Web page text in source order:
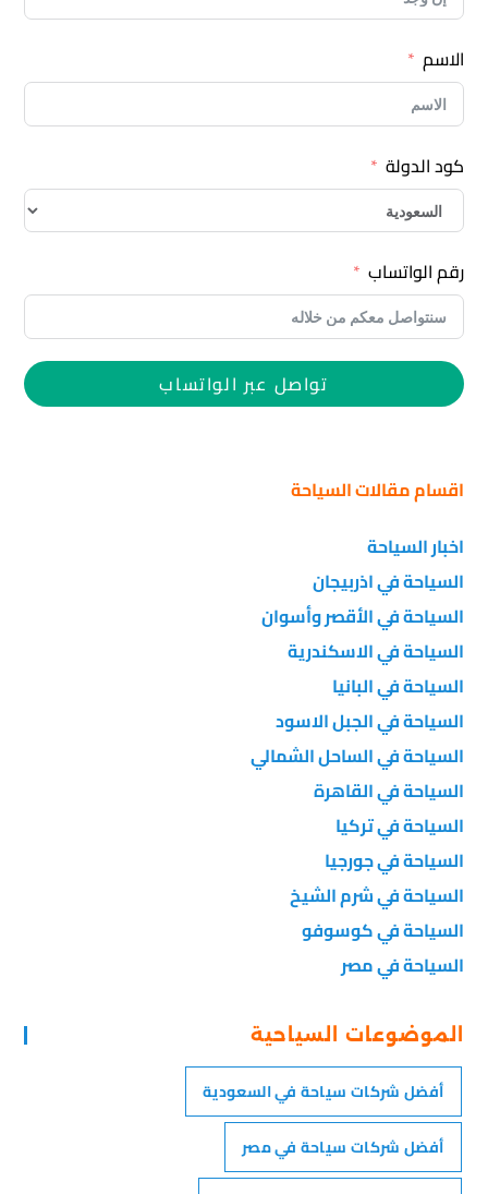
الاسم
كود الدولة
رقم الواتساب
تواصل عبر الواتساب
اقسام مقالات السياحة
اخبار السياحة
السياحة في اذربيجان
السياحة في الأقصر وأسوان
السياحة في الاسكندرية
السياحة في البانيا
السياحة في الجبل الاسود
السياحة في الساحل الشمالي
السياحة في القاهرة
السياحة في تركيا
السياحة في جورجيا
السياحة في شرم الشيخ
السياحة في كوسوفو
السياحة في مصر
الموضوعات السياحية
أفضل شركات سياحة في السعودية
أفضل شركات سياحة في مصر